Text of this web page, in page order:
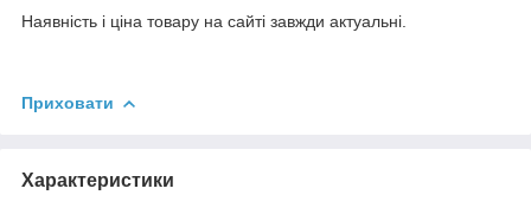
Наявність і ціна товару на сайті завжди актуальні.
Приховати
Характеристики